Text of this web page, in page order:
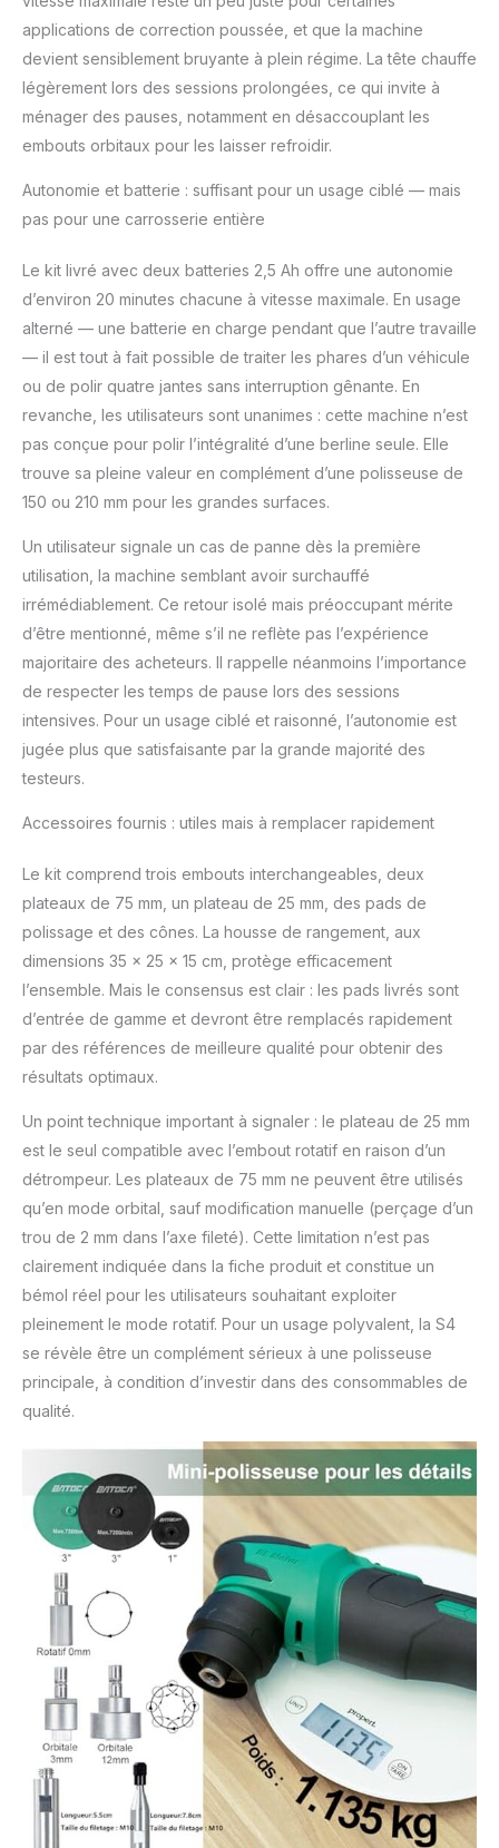
applications de correction poussée, et que la machine
devient sensiblement bruyante à plein régime. La tête chauffe
légèrement lors des sessions prolongées, ce qui invite à
ménager des pauses, notamment en désaccouplant les
embouts orbitaux pour les laisser refroidir.
Autonomie et batterie : suffisant pour un usage ciblé — mais
pas pour une carrosserie entière
Le kit livré avec deux batteries 2,5 Ah offre une autonomie
d’environ 20 minutes chacune à vitesse maximale. En usage
alterné — une batterie en charge pendant que l’autre travaille
— il est tout à fait possible de traiter les phares d’un véhicule
ou de polir quatre jantes sans interruption gênante. En
revanche, les utilisateurs sont unanimes : cette machine n’est
pas conçue pour polir l’intégralité d’une berline seule. Elle
trouve sa pleine valeur en complément d’une polisseuse de
150 ou 210 mm pour les grandes surfaces.
Un utilisateur signale un cas de panne dès la première
utilisation, la machine semblant avoir surchauffé
irrémédiablement. Ce retour isolé mais préoccupant mérite
d’être mentionné, même s’il ne reflète pas l’expérience
majoritaire des acheteurs. Il rappelle néanmoins l’importance
de respecter les temps de pause lors des sessions
intensives. Pour un usage ciblé et raisonné, l’autonomie est
jugée plus que satisfaisante par la grande majorité des
testeurs.
Accessoires fournis : utiles mais à remplacer rapidement
Le kit comprend trois embouts interchangeables, deux
plateaux de 75 mm, un plateau de 25 mm, des pads de
polissage et des cônes. La housse de rangement, aux
dimensions 35 x 25 x 15 cm, protège efficacement
l’ensemble. Mais le consensus est clair : les pads livrés sont
d’entrée de gamme et devront être remplacés rapidement
par des références de meilleure qualité pour obtenir des
résultats optimaux.
Un point technique important à signaler : le plateau de 25 mm
est le seul compatible avec l’embout rotatif en raison d’un
détrompeur. Les plateaux de 75 mm ne peuvent être utilisés
qu’en mode orbital, sauf modification manuelle (perçage d’un
trou de 2 mm dans l’axe fileté). Cette limitation n’est pas
clairement indiquée dans la fiche produit et constitue un
bémol réel pour les utilisateurs souhaitant exploiter
pleinement le mode rotatif. Pour un usage polyvalent, la S4
se révèle être un complément sérieux à une polisseuse
principale, à condition d’investir dans des consommables de
qualité.